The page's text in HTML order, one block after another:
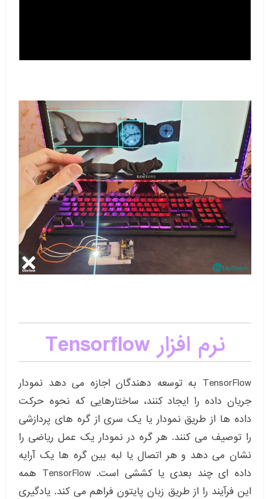
نرم افزار Tensorflow
TensorFlow به توسعه دهندگان اجازه می دهد نمودار
جریان داده را ایجاد کنند، ساختارهایی که نحوه حرکت
داده ها از طریق نمودار یا یک سری از گره های پردازشی
را توصیف می کنند. هر گره در نمودار یک عمل ریاضی را
نشان می دهد و هر اتصال یا لبه بین گره ها یک آرایه
داده ای چند بعدی یا کششی است. TensorFlow همه
این فرآیند را از طریق زبان پایتون فراهم می کند. یادگیری